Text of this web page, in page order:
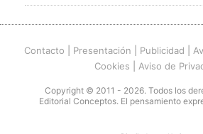
Contacto Presentación Publicidad
Cookies
Aviso de
Copyright © 2011 - 2026. Todos los
Editorial Conceptos. El pensamiento